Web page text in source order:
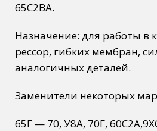
65С2ВА.
Назначение: для работы в
рессор, гибких мембран,
аналогичных деталей.
Заменители некоторых
65Г — 70, У8А, 70Г,